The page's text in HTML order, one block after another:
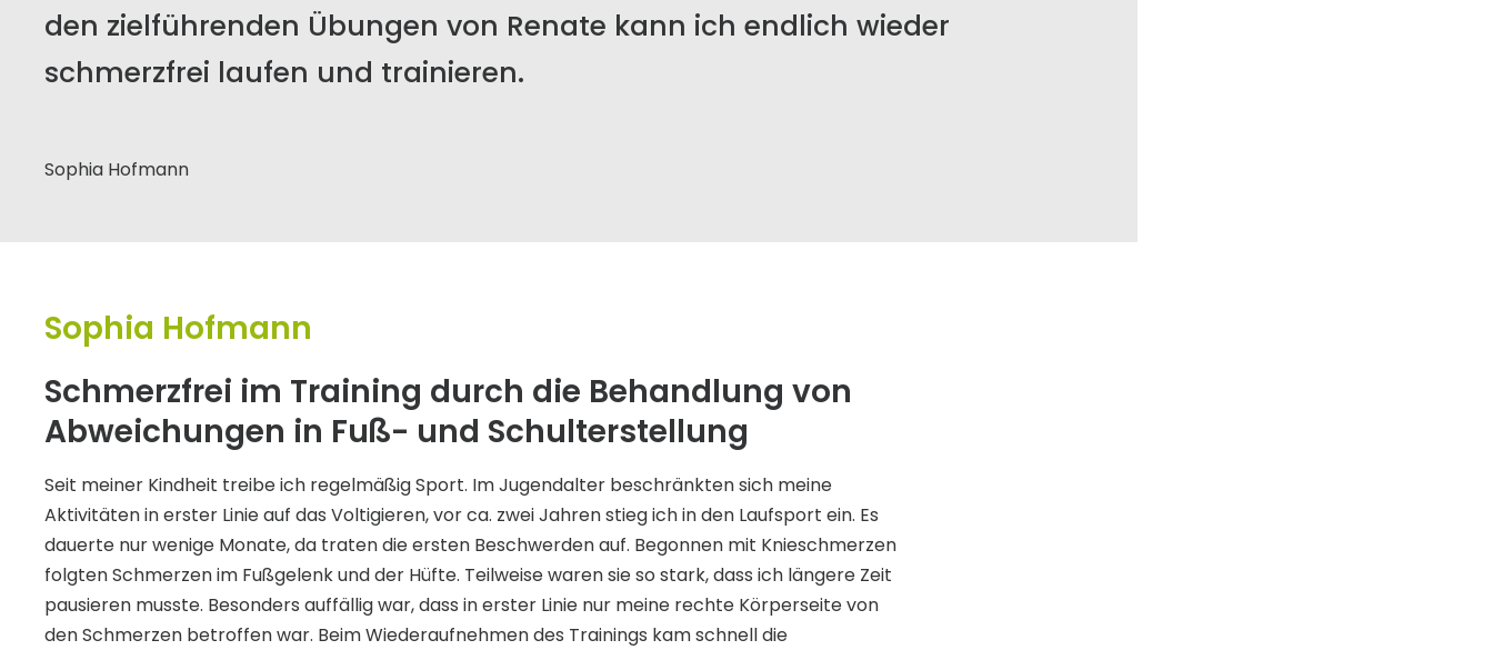
den zielführenden Übungen von Renate kann ich endlich wieder
schmerzfrei laufen und trainieren.
Sophia Hofmann
Sophia Hofmann
Schmerzfrei im Training durch die Behandlung von
Abweichungen in Fuß- und Schulterstellung
Seit meiner Kindheit treibe ich regelmäßig Sport. Im Jugendalter beschränkten sich meine
Aktivitäten in erster Linie auf das Voltigieren, vor ca. zwei Jahren stieg ich in den Laufsport ein. Es
dauerte nur wenige Monate, da traten die ersten Beschwerden auf. Begonnen mit Knieschmerzen
folgten Schmerzen im Fußgelenk und der Hüfte. Teilweise waren sie so stark, dass ich längere Zeit
pausieren musste. Besonders auffällig war, dass in erster Linie nur meine rechte Körperseite von
den Schmerzen betroffen war. Beim Wiederaufnehmen des Trainings kam schnell die